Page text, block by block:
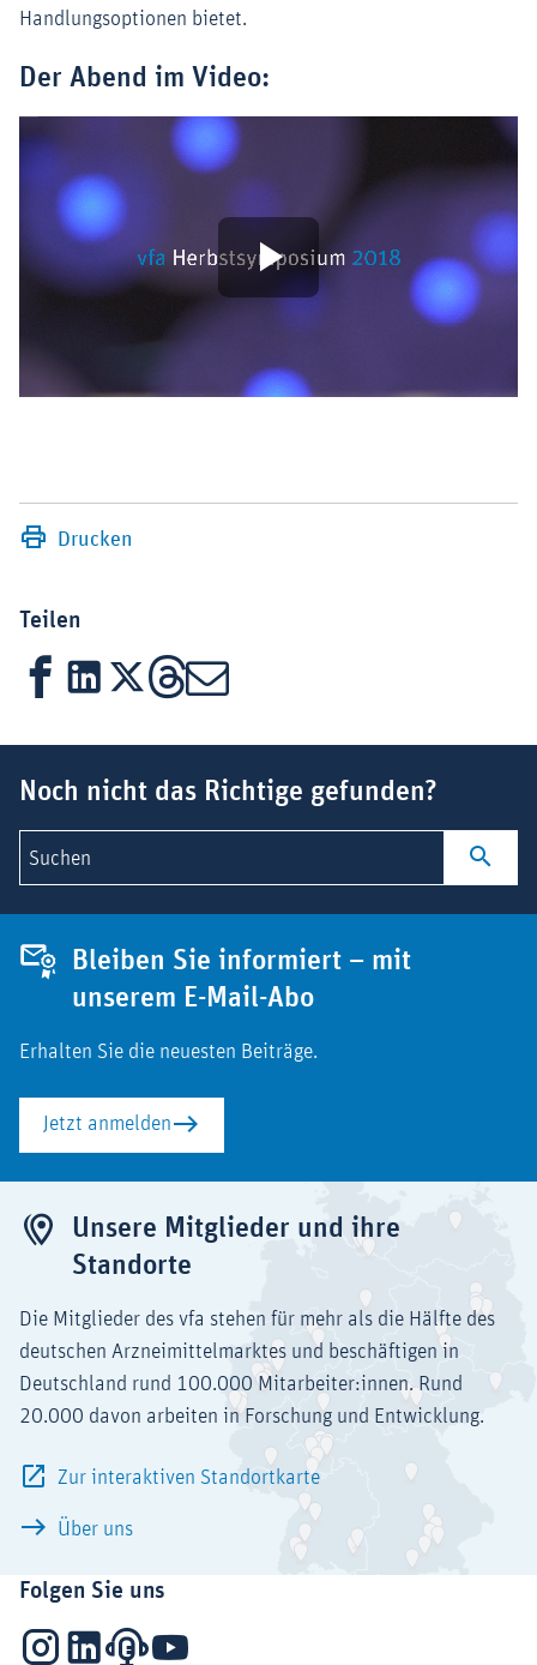
Handlungsoptionen bietet.
Der Abend im Video:
Video
abspielen
Drucken
Teilen
FacebookLinkedIn
X Threads
Mail
Noch nicht das Richtige gefunden?
Suchen
Bleiben Sie informiert – mit
unserem E-Mail-Abo
Erhalten Sie die neuesten Beiträge.
Jetzt anmelden
Unsere Mitglieder und ihre
Standorte
Die Mitglieder des vfa stehen für mehr als die Hälfte des
deutschen Arzneimittelmarktes und beschäftigen in
Deutschland rund 100.000 Mitarbeiter:innen. Rund
20.000 davon arbeiten in Forschung und Entwicklung.
Zur interaktiven Standortkarte
Über uns
Folgen Sie uns